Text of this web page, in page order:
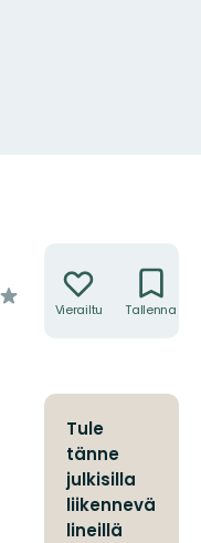
Vierailtu Tallenna
Tule
tänne
julkisilla
liikennevä
lineillä